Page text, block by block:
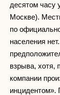
десятом часу
Москве).
по
населения
взрыва, хотя,
компании
инцидентом».